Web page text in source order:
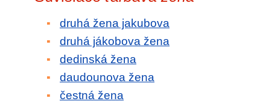
druhá žena jakubova
druhá jákobova žena
dedinská žena
daudounova žena
čestná žena